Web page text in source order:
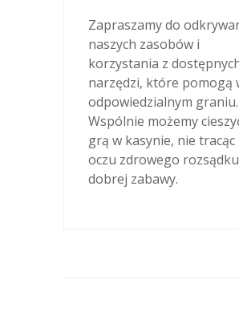
Zapraszamy do
naszych zasobów i
korzystania z
narzędzi, które pomogą
odpowiedzialnym graniu.
Wspólnie możemy
grą w kasynie, nie tracąc
oczu zdrowego
dobrej zabawy.